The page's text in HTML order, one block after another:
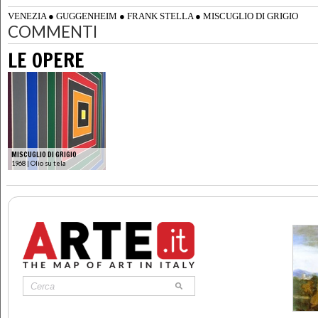
VENEZIA● GUGGENHEIM ● FRANK STELLA● MISCUGLIO DI GRIGIO
COMMENTI
LE OPERE
MISCUGLIO DI GRIGIO
1968 | Olio su tela